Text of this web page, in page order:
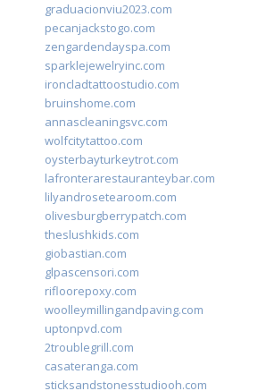
graduacionviu2023.com
pecanjackstogo.com
zengardendayspa.com
sparklejewelryinc.com
ironcladtattoostudio.com
bruinshome.com
annascleaningsvc.com
wolfcitytattoo.com
oysterbayturkeytrot.com
lafronterarestauranteybar.com
lilyandrosetearoom.com
olivesburgberrypatch.com
theslushkids.com
giobastian.com
glpascensori.com
rifloorepoxy.com
woolleymillingandpaving.com
uptonpvd.com
2troublegrill.com
casateranga.com
sticksandstonesstudiooh.com